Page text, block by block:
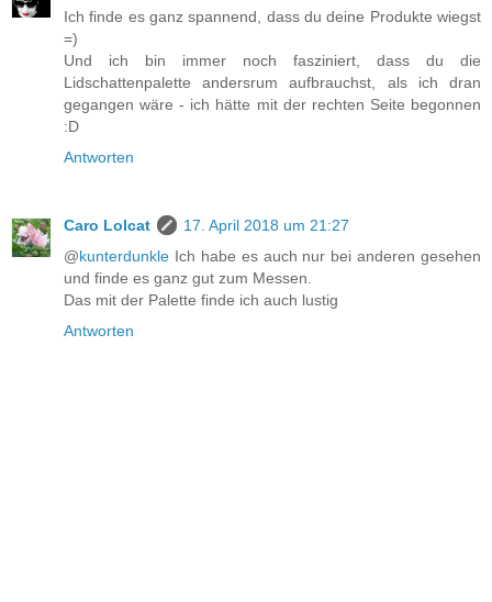
Ich finde es ganz spannend, dass du deine Produkte wiegst
=)
Und ich bin immer noch fasziniert, dass du die
Lidschattenpalette andersrum aufbrauchst, als ich dran
gegangen wäre - ich hätte mit der rechten Seite begonnen
:D
Antworten
Caro Lolcat
17. April 2018 um 21:27
@kunterdunkle Ich habe es auch nur bei anderen gesehen
und finde es ganz gut zum Messen.
Das mit der Palette finde ich auch lustig
Antworten